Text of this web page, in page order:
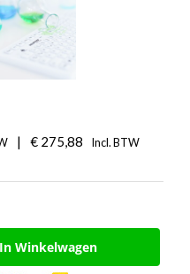
| € 275,88 Incl. BTW
In Winkelwagen